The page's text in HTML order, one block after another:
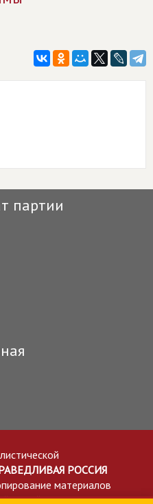
партии
РОССИЯ
материалов
на сайт spravedlivo.ru